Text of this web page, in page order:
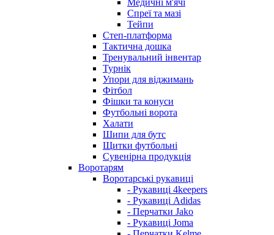
Спреї та мазі
Тейпи
Степ-платформа
Тактична дошка
Тренувальний інвентар
Турнік
Упори для віджимань
Фітбол
Фішки та конуси
Футбольні ворота
Халати
Шипи для бутс
Щитки футбольні
Сувенірна продукція
Воротарям
Воротарські рукавиці
- Рукавиці 4keepers
- Рукавиці Adidas
- Перчатки Jako
- Рукавиці Joma